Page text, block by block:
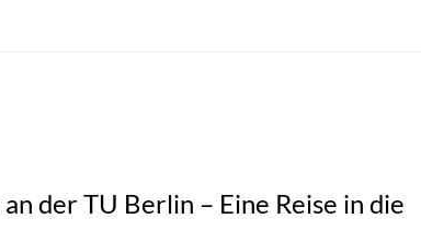
der TU Berlin – Eine Reise in die